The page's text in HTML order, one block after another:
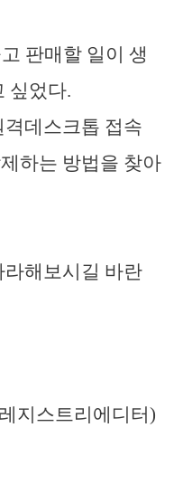
판매할 일이 생
싶었다.
데스크톱 접속
하는 방법을 찾아
해보시길 바란
지스트리에디터)